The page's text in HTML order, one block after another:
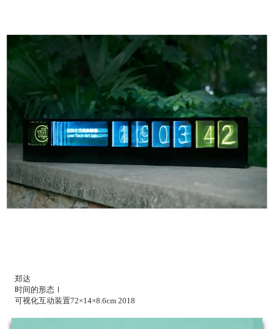
郑达
时间的形态Ⅰ
可视化互动装置72×14×8.6cm 2018